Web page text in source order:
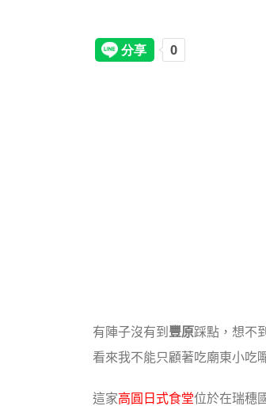
有陣子沒有到 豐原踩點，想不
看來我不能只顧著吃廟東小吃
這家高圓日式食堂位於在瑞穗